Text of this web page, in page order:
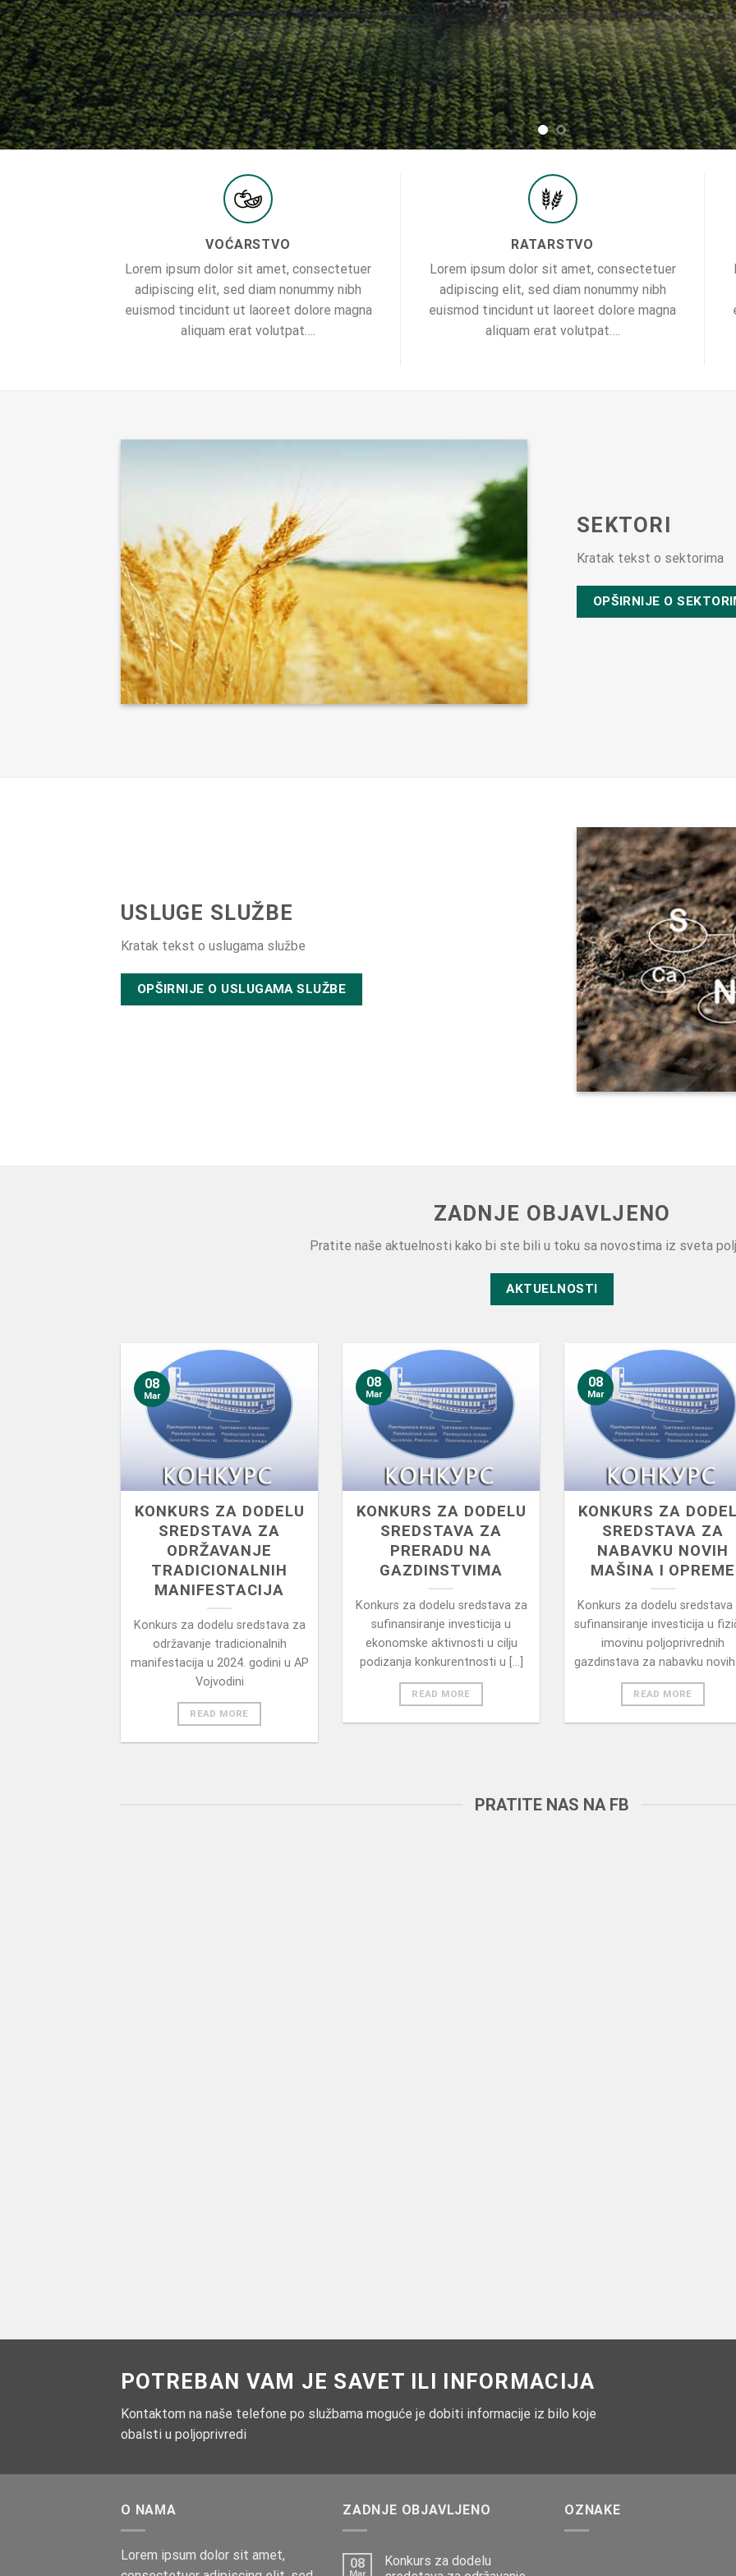
VOĆARSTVO
Lorem ipsum dolor sit amet, consectetuer
adipiscing elit, sed diam nonummy nibh
euismod tincidunt ut laoreet dolore magna
aliquam erat volutpat….
RATARSTVO
Lorem ipsum dolor sit amet, consectetuer
adipiscing elit, sed diam nonummy nibh
euismod tincidunt ut laoreet dolore magna
aliquam erat volutpat….
SEKTORI
Kratak tekst o sektorima
OPŠIRNIJE O
USLUGE SLUŽBE
Kratak tekst o uslugama službe
OPŠIRNIJE O USLUGAMA SLUŽBE
ZADNJE OBJAVLJENO
Pratite naše aktuelnosti kako bi ste bili u toku sa novostima iz sveta
AKTUELNOSTI
KONKURS ZA DODELU
SREDSTAVA ZA
ODRŽAVANJE
TRADICIONALNIH
MANIFESTACIJA
Konkurs za dodelu sredstava za
održavanje tradicionalnih
manifestacija u 2024. godini u AP
Vojvodini
READ MORE
08
Mar
KONKURS ZA DODELU
SREDSTAVA ZA
PRERADU NA
GAZDINSTVIMA
Konkurs za dodelu sredstava za
sufinansiranje investicija u
ekonomske aktivnosti u cilju
podizanja konkurentnosti u [...]
READ MORE
08
Mar
KONKURS ZA
SREDSTAVA ZA
NABAVKU NOVIH
MAŠINA I OPREME
Konkurs za dodelu sredstava
sufinansiranje investicija u
imovinu poljoprivrednih
gazdinstava za nabavku novih
READ MORE
08
Mar
PRATITE NAS NA FB
POTREBAN VAM JE SAVET ILI INFORMACIJA
Kontaktom na naše telefone po službama moguće je dobiti informacije iz bilo koje
obalsti u poljoprivredi
O NAMA
Lorem ipsum dolor sit amet,
ZADNJE OBJAVLJENO
08
Mar
Konkurs za dodelu
OZNAKE